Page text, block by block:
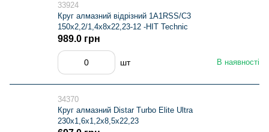
33924
Круг алмазний вiдрiзний 1A1RSS/C3
150x2,2/1,4x8x22,23-12 -HIT Technic
В наявності
989.0 грн
шт
34370
Круг алмазний Distar Turbo Elite Ultra
230х1,6х1,2х8,5х22,23